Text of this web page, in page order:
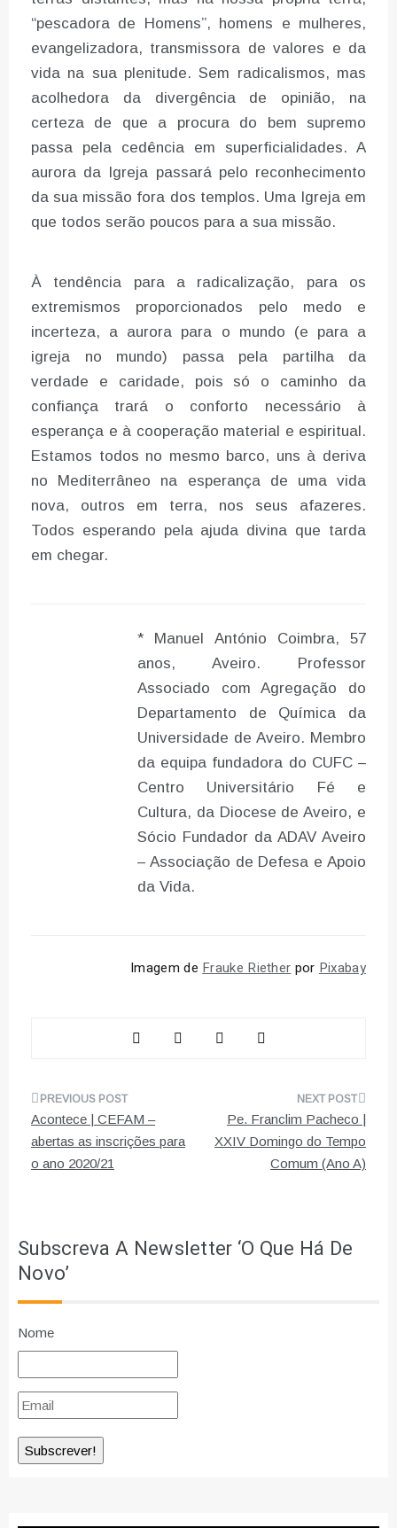
“pescadora de Homens”, homens e mulheres,
evangelizadora, transmissora de valores e da
vida na sua plenitude. Sem radicalismos, mas
acolhedora da divergência de opinião, na
certeza de que a procura do bem supremo
passa pela cedência em superficialidades. A
aurora da Igreja passará pelo reconhecimento
da sua missão fora dos templos. Uma Igreja em
que todos serão poucos para a sua missão.
À tendência para a radicalização, para os
extremismos proporcionados pelo medo e
incerteza, a aurora para o mundo (e para a
igreja no mundo) passa pela partilha da
verdade e caridade, pois só o caminho da
confiança trará o conforto necessário à
esperança e à cooperação material e espiritual.
Estamos todos no mesmo barco, uns à deriva
no Mediterrâneo na esperança de uma vida
nova, outros em terra, nos seus afazeres.
Todos esperando pela ajuda divina que tarda
em chegar.
* Manuel António Coimbra, 57
anos, Aveiro. Professor
Associado com Agregação do
Departamento de Química da
Universidade de Aveiro. Membro
da equipa fundadora do CUFC –
Centro Universitário Fé e
Cultura, da Diocese de Aveiro, e
Sócio Fundador da ADAV Aveiro
– Associação de Defesa e Apoio
da Vida.
Imagem de Frauke Riether por Pixabay
Navegação
de
artigos
Acontece | CEFAM –
abertas as inscrições para
o ano 2020/21
Pe. Franclim Pacheco |
XXIV Domingo do Tempo
Comum (Ano A)
Subscreva A Newsletter ‘O Que Há De
Novo’
Nome